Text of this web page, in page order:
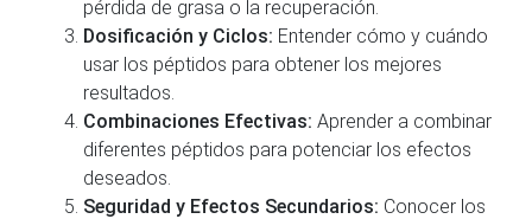
pérdida de grasa o la recuperación.
Dosificación y Ciclos: Entender cómo y cuándo
usar los péptidos para obtener los mejores
resultados.
Combinaciones Efectivas: Aprender a combinar
diferentes péptidos para potenciar los efectos
deseados.
Seguridad y Efectos Secundarios: Conocer los